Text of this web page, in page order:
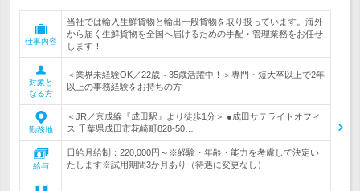
仕事内容
当社では輸入生鮮貨物と輸出一般貨物を取り扱っています。海外
から届く生鮮貨物を全国へ届けるための手配・管理業務をお任せ
します！
対象と
なる方
＜業界未経験OK／22歳～35歳活躍中！＞専門・短大卒以上で2年
以上の事務経験をお持ちの方
勤務地
＜JR／京成線『成田駅』より徒歩1分＞ ●成田サテライトオフィ
ス 千葉県成田市花崎町828-50…
給与
日給月給制：220,000円～※経験・年齢・能力を考慮して決定い
たします※試用期間3か月あり（待遇に変更なし）